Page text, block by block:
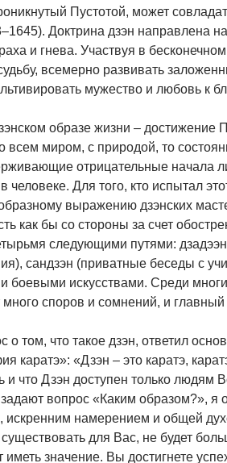
Пустотой, может
Доктрина дзэн направлена
и гнева. Участвуя в
всемерно развивать
мужество и любовь к
образе жизни – достижение
всем миром, с природой, то
отрицательные начала
человеке. Для того, кто испытал
выражению дзэнских
как бы со стороны за счет
следующими путями:
сандзэн (приватные беседы с
боевыми искусствами. Среди
споров и сомнений, и главный
о том, что такое дзэн, ответил
каратэ»: «Дзэн – это каратэ,
и что Дзэн доступен только людям
вопрос «Каким образом?», я
искренним намерением и общей
существовать для Вас, не будет
иметь значение. Вы достигнете